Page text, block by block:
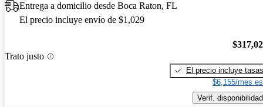
Entrega a domicilio desde Boca Raton, FL
El precio incluye envío de $1,029
Trato justo
El precio incluye tasas
$6,155/mes
Verif. disponibilidad